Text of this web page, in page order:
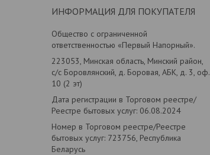
ИНФОРМАЦИЯ ДЛЯ ПОКУПАТЕЛЯ
Общество с ограниченной
ответственностью «Первый Напорный».
223053, Минская область, Минский район,
с/с Боровлянский, д. Боровая, АБК, д. 3, оф.
10 (2 эт)
Дата регистрации в Торговом реестре/
Реестре бытовых услуг: 06.08.2024
Номер в Торговом реестре/Реестре
бытовых услуг: 723756, Республика
Беларусь